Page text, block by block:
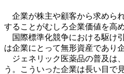
企業が株主や顧客から求めら
することがむしろ企業価値を高め
国際標準化競争における駆け
は企業にとって無形資産であり
ジェネリック医薬品の普及は
う。こういった企業は長い目で